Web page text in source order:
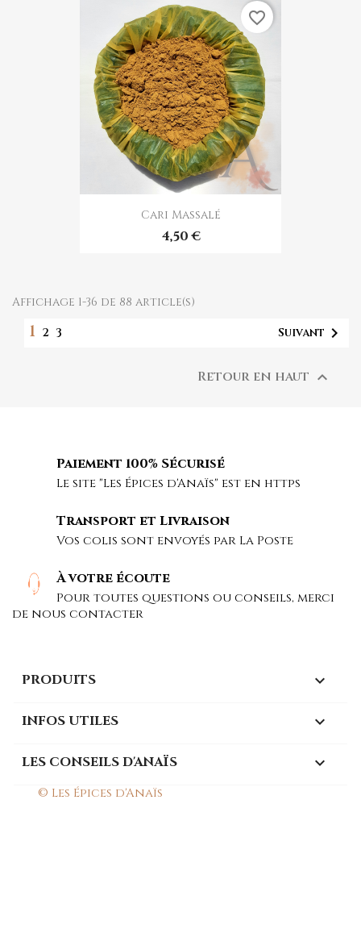
Cari Massalé
4,50 €
favorite_border
Affichage 1-36 de 88 article(s)
1 2 3 Suivant 
Retour en haut 
Paiement 100% Sécurisé
Le site "Les Épices d'Anaïs" est en https
Transport et Livraison
Vos colis sont envoyés par La Poste
À votre écoute
Pour toutes questions ou conseils, merci
de nous contacter
PRODUITS 
INFOS UTILES 
LES CONSEILS D'ANAÏS 
© Les Épices d'Anaïs